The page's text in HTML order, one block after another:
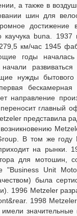
а также в
шин для
каучука buna.
км/час 1945
годы началась
начали
нужды
направление
главный
представила
В том же году
на рынки.
для мотошин,
"Business Unit
была
1996 Меtzeler
1998